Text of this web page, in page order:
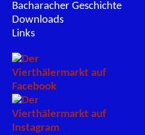
Bacharacher Geschichte
Downloads
Links